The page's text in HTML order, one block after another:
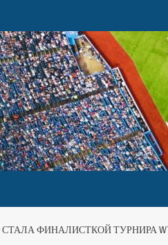
ФИНАЛИСТКОЙ ТУРНИРА